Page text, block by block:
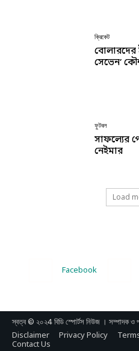
ক্রিকেট
সেভেন’
ফুটবল
সাফল্যের
নেইমার
Load
Facebook
স্বত্ব © ২০২4 বিডি স্পোর্টস নিউজ । সম্পাদক ও
Disclaimer Privacy Policy
Contact Us